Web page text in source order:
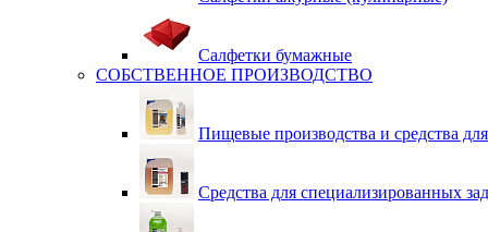
Салфетки бумажные
СОБСТВЕННОЕ ПРОИЗВОДСТВО
Пищевые производства и средства
Средства для специализированных